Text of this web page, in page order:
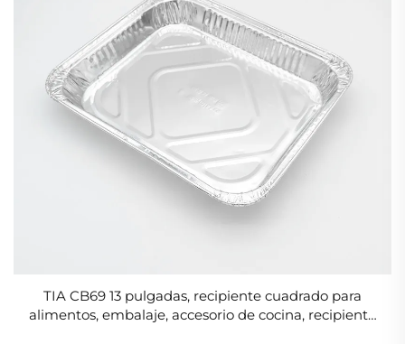
TIA CB69 13 pulgadas, recipiente cuadrado para
alimentos, embalaje, accesorio de cocina, recipiente